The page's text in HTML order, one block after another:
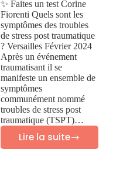
✨ Faites un test Corine
Fiorenti Quels sont les
symptômes des troubles
de stress post traumatique
? Versailles Février 2024
Après un événement
traumatisant il se
manifeste un ensemble de
symptômes
communément nommé
troubles de stress post
traumatique (TSPT)…
Lire la suite